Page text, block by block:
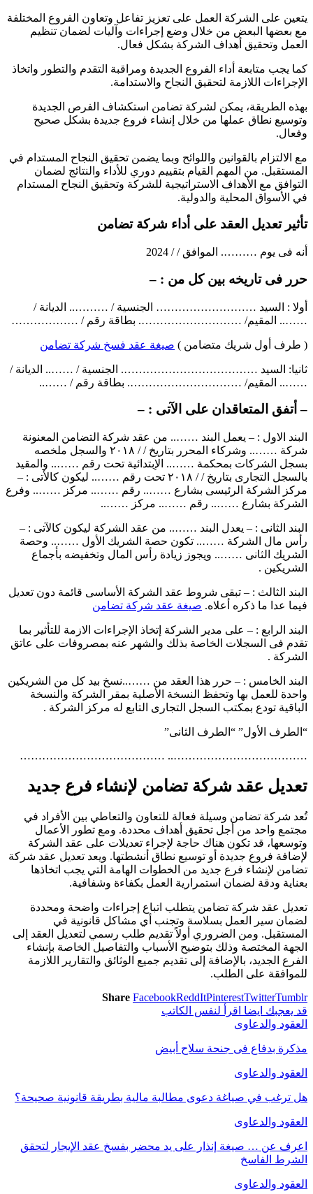
يتعين على الشركة العمل على تعزيز تفاعل وتعاون الفروع المختلفة
مع بعضها البعض من خلال وضع إجراءات وآليات لضمان تنظيم
العمل وتحقيق أهداف الشركة بشكل فعال.
كما يجب متابعة أداء الفروع الجديدة ومراقبة التقدم والتطور واتخاذ
الإجراءات اللازمة لتحقيق النجاح والاستدامة.
بهذه الطريقة، يمكن لشركة تضامن استكشاف الفرص الجديدة
وتوسيع نطاق عملها من خلال إنشاء فروع جديدة بشكل صحيح
وفعال.
مع الالتزام بالقوانين واللوائح وبما يضمن تحقيق النجاح المستدام في
المستقبل. من المهم القيام بتقييم دوري للأداء والنتائج لضمان
التوافق مع الأهداف الاستراتيجية للشركة وتحقيق النجاح المستدام
في الأسواق المحلية والدولية.
تأثير تعديل العقد على أداء شركة تضامن
أنه فى يوم ………. الموافق / / 2024
حرر فى تاريخه بين كل من : –
أولا : السيد ……………………… الجنسية / ……….. الديانة /
…….. المقيم/ ………………………. بطاقة رقم / ………………
( طرف أول شريك متضامن ) صيغة عقد فسخ شركة تضامن
ثانيا: السيد ………………………………. الجنسية / …….. الديانة /
…….. المقيم/ …………………………. بطاقة رقم / ……..
– أتفق المتعاقدان على الآتى : –
البند الاول : – يعمل البند …….. من عقد شركة التضامن المعنونة
شركة …….. وشركاء المحرر بتاريخ / / ۲۰۱۸ والسجل ملخصه
بسجل الشركات بمحكمة …….. الإبتدائية تحت رقم …….. والمقيد
بالسجل التجارى بتاريخ / / ۲۰۱۸ تحت رقم …….. ليكون كالأتى : –
مركز الشركة الرئيسى بشارع …….. رقم …….. مركز …….. وفرع
الشركة بشارع …….. رقم …….. مركز ……..
البند الثانى : – يعدل البند …….. من عقد الشركة ليكون كالآتى : –
رأس مال الشركة …….. تكون حصة الشريك الأول …….. وحصة
الشريك الثانى …….. ويجوز زيادة رأس المال وتخفيضه بأجماع
الشريكين .
البند الثالث : – تبقى شروط عقد الشركة الأساسى قائمة دون تعديل
فيما عدا ما ذكره أعلاه. صيغة عقد شركة تضامن
البند الرابع : – على مدير الشركة إتخاذ الإجراءات الازمة للتأثير بما
تقدم فى السجلات الخاصة بذلك والشهر عنه بمصروفات على عاتق
الشركة .
البند الخامس : – حرر هذا العقد من ……..نسخ بيد كل من الشريكين
واحدة للعمل بها وتحفظ النسخة الأصلية بمقر الشركة والنسخة
الباقية تودع بمكتب السجل التجارى التابع له مركز الشركة .
“الطرف الأول” “الطرف الثانى”
……………………………….. …………………………………
تعديل عقد شركة تضامن لإنشاء فرع جديد
تُعد شركة تضامن وسيلة فعالة للتعاون والتعاطي بين الأفراد في
مجتمع واحد من أجل تحقيق أهداف محددة. ومع تطور الأعمال
وتوسعها، قد تكون هناك حاجة لإجراء تعديلات على عقد الشركة
لإضافة فروع جديدة أو توسيع نطاق أنشطتها. ويعد تعديل عقد شركة
تضامن لإنشاء فرع جديد من الخطوات الهامة التي يجب اتخاذها
بعناية ودقة لضمان استمرارية العمل بكفاءة وشفافية.
تعديل عقد شركة تضامن يتطلب اتباع إجراءات واضحة ومحددة
لضمان سير العمل بسلاسة وتجنب أي مشاكل قانونية في
المستقبل. ومن الضروري أولاً تقديم طلب رسمي لتعديل العقد إلى
الجهة المختصة وذلك بتوضيح الأسباب والتفاصيل الخاصة بإنشاء
الفرع الجديد، بالإضافة إلى تقديم جميع الوثائق والتقارير اللازمة
للموافقة على الطلب.
Share FacebookReddItPinterestTwitterTumblr
قد يعجبك ايضا اقرأ لنفس الكاتب
العقود والدعاوى
مذكرة بدفاع فى جنحة سلاح أبيض
العقود والدعاوى
هل ترغب في صياغة دعوى مطالبة مالية بطريقة قانونية صحيحة؟
العقود والدعاوى
اعرف عن … صيغة إنذار على يد محضر بفسخ عقد الإيجار لتحقق
الشرط الفاسخ
العقود والدعاوى